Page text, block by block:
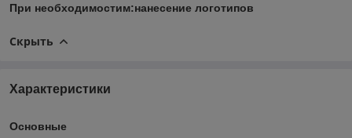
При необходимостим:нанесение логотипов
Скрыть
Характеристики
Основные